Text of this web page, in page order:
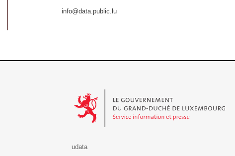
info@data.public.lu
udata